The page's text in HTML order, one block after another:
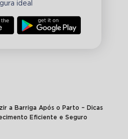
ideal
a Barriga Após o Parto – Dicas
Eficiente e Seguro